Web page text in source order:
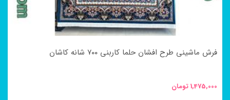
صفحه
انتخاب
فرش ماشینی طرح افشان حلما کاربنی ۷۰۰ شانه کاشان
1,475,000تومان